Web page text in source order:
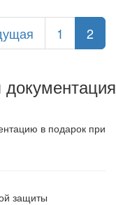
1 2
документация
в подарок при
защиты